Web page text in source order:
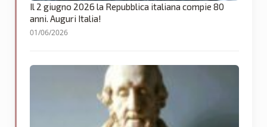
Il 2 giugno 2026 la Repubblica italiana compie 80
anni. Auguri Italia!
01/06/2026